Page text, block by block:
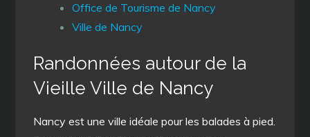
Office de Tourisme de Nancy
Ville de Nancy
Randonnées autour de la
Vieille Ville de Nancy
Nancy est une ville idéale pour les balades à pied.